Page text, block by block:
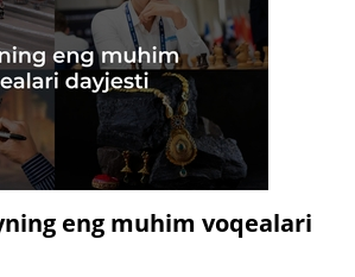
eng muhim voqealari